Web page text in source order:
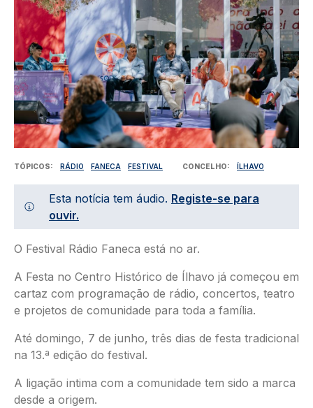
TÓPICOS RÁDIO FANECA FESTIVAL CONCELHO ÍLHAVO
Esta notícia tem áudio. Registe-se para
ouvir.
O Festival Rádio Faneca está no ar.
A Festa no Centro Histórico de Ílhavo já começou em
cartaz com programação de rádio, concertos, teatro
e projetos de comunidade para toda a família.
Até domingo, 7 de junho, três dias de festa tradicional
na 13.ª edição do festival.
A ligação intima com a comunidade tem sido a marca
desde a origem.